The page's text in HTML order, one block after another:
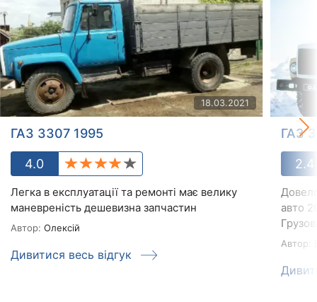
18.03.2021
ГАЗ 3307 1995
4.0
Легка в експлуатації та ремонті має велику
маневреність дешевизна запчастин
Автор: Олексій
Дивитися весь відгук
ГАЗ
2.4
авто
Автор: